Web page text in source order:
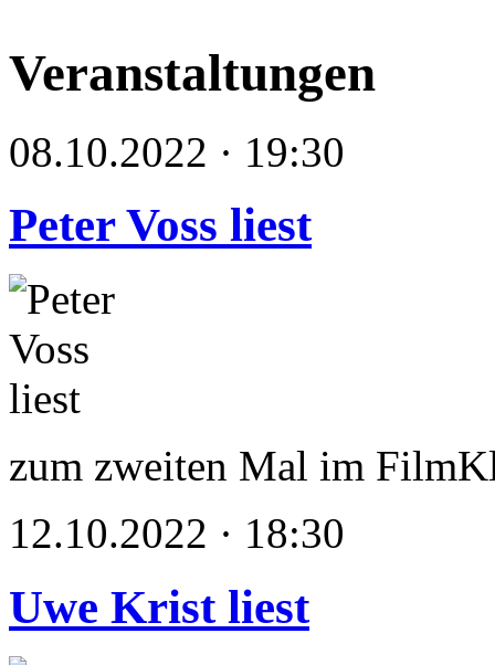
Veranstaltungen
08.10.2022 · 19:30
Peter Voss liest
zum zweiten Mal im
12.10.2022 · 18:30
Uwe Krist liest